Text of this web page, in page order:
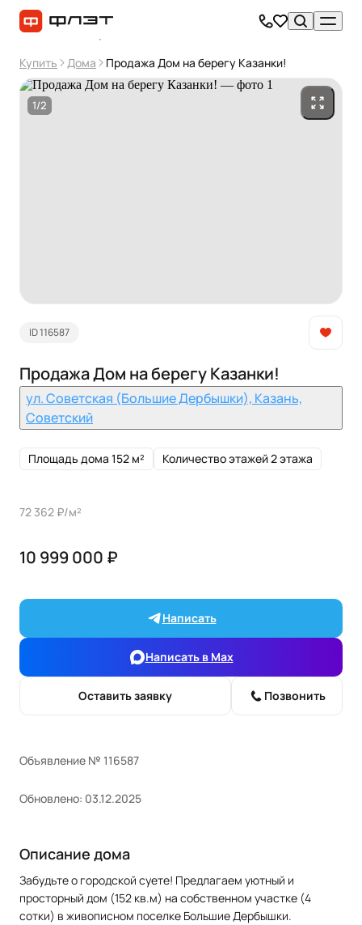
Купить Дома Продажа Дом на берегу Казанки!
1/2
ID 116587
Продажа Дом на берегу Казанки!
ул. Советская (Большие Дербышки), Казань,
Советский
Площадь дома 152 м² Количество этажей 2 этажа
72 362 ₽/м²
10 999 000 ₽
Написать
Написать в Max
Оставить заявку Позвонить
Объявление № 116587
Обновлено: 03.12.2025
Описание дома
Забудьте о городской суете! Предлагаем уютный и
просторный дом (152 кв.м) на собственном участке (4
сотки) в живописном поселке Большие Дербышки.